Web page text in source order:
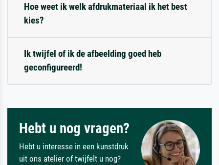
Hoe weet ik welk afdrukmateriaal ik het best
kies?
Ik twijfel of ik de afbeelding goed heb
geconfigureerd!
Hebt u nog vragen?
Hebt u interesse in een kunstdruk
uit ons atelier of twijfelt u nog?